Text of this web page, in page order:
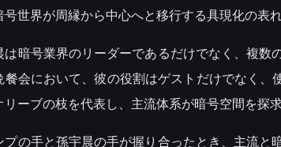
号世界が周縁から中心へと移行する具現化の表れ
は暗号業界のリーダーであるだけでなく、複数
餐会において、彼の役割はゲストだけでなく
リーブの枝を代表し、主流体系が暗号空間を探
プの手と孫宇晨の手が握り合ったとき、主流